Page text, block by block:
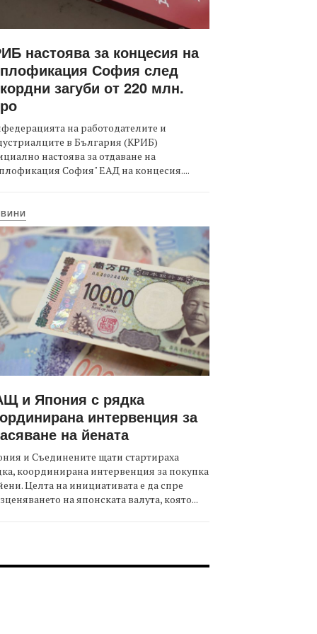
настоява за концесия на
София след
загуби от 220 млн.
на работодателите и
в България (КРИБ)
настоява за отдаване на
София" ЕАД на концесия....
и Япония с рядка
интервенция за
на йената
и Съединените щати стартираха
координирана интервенция за покупка
Целта на инициативата е да спре
на японската валута, която...